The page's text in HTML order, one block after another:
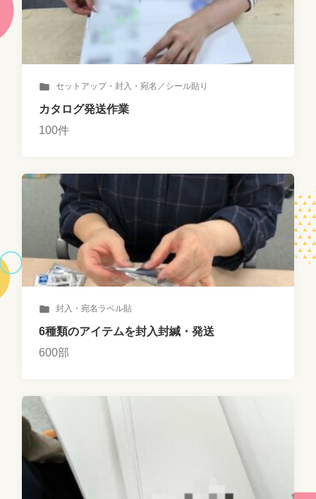
セットアップ・封入・宛名／シール貼り
カタログ発送作業
100件
封入・宛名ラベル貼
6種類のアイテムを封入封緘・発送
600部